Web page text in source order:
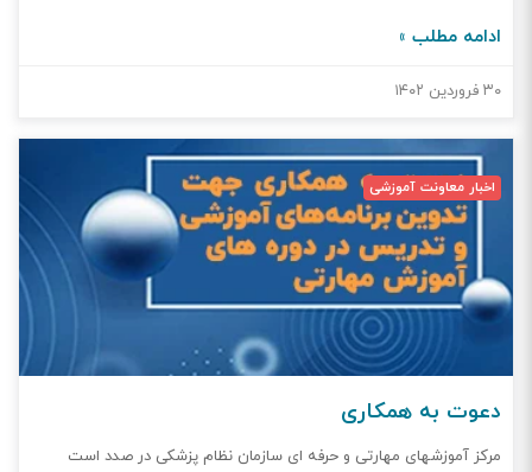
ادامه مطلب »
۳۰ فروردین ۱۴۰۲
اخبار معاونت آموزشی
دعوت به همکاری
مرکز آموزشهای مهارتی و حرفه ای سازمان نظام پزشکی در صدد است